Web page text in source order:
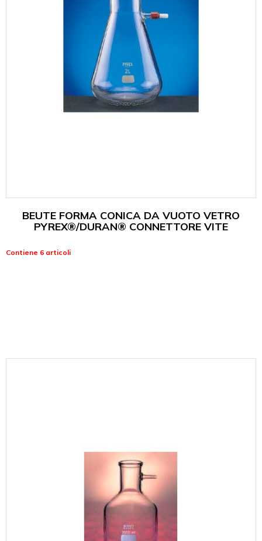
BEUTE FORMA CONICA DA VUOTO VETRO
PYREX®/DURAN® CONNETTORE VITE
Contiene 6 articoli